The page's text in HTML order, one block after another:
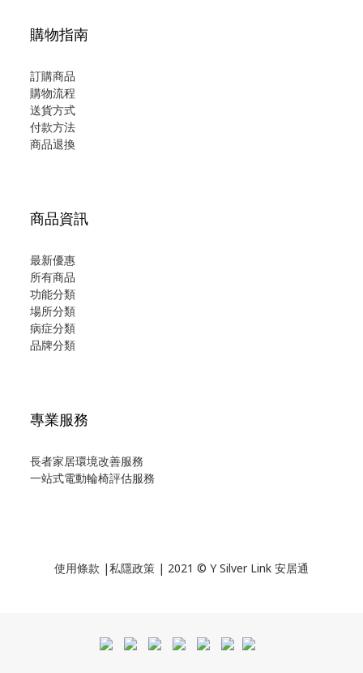
購物指南
訂購商品
購物流程
送貨方式
付款方法
商品退換
商品資訊
最新優惠
所有商品
功能分類
場所分類
病症分類
品牌分類
專業服務
長者家居環境改善服務
一站式電動輪椅評估服務
使用條款 |私隱政策 | 2021 © Y Silver Link 安居通